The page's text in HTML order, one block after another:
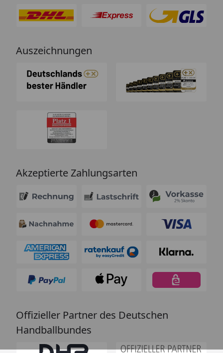
Auszeichnungen
Akzeptierte Zahlungsarten
Offizieller Partner des Deutschen
Handballbundes